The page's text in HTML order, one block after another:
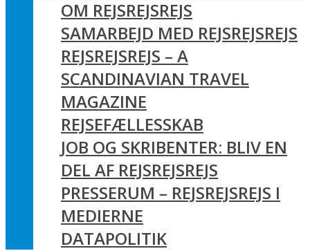
OM REJSREJSREJS
SAMARBEJD MED REJSREJSREJS
REJSREJSREJS – A
SCANDINAVIAN TRAVEL
MAGAZINE
REJSEFÆLLESSKAB
JOB OG SKRIBENTER: BLIV EN
DEL AF REJSREJSREJS
PRESSERUM – REJSREJSREJS I
MEDIERNE
DATAPOLITIK